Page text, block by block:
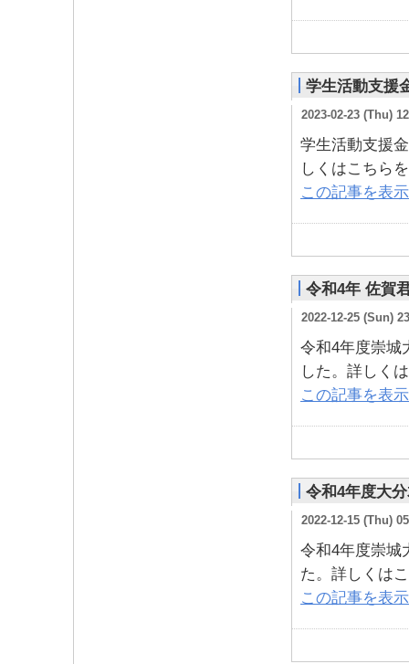
学生活動支援
2023-02-23 (Thu)
学生活動支援
しくはこちら
この記事を表示
令和4年 佐賀
2022-12-25 (Sun)
令和4年度崇城
した。詳しく
この記事を表示
令和4年度大
2022-12-15 (Thu)
令和4年度崇城
た。詳しくは
この記事を表示